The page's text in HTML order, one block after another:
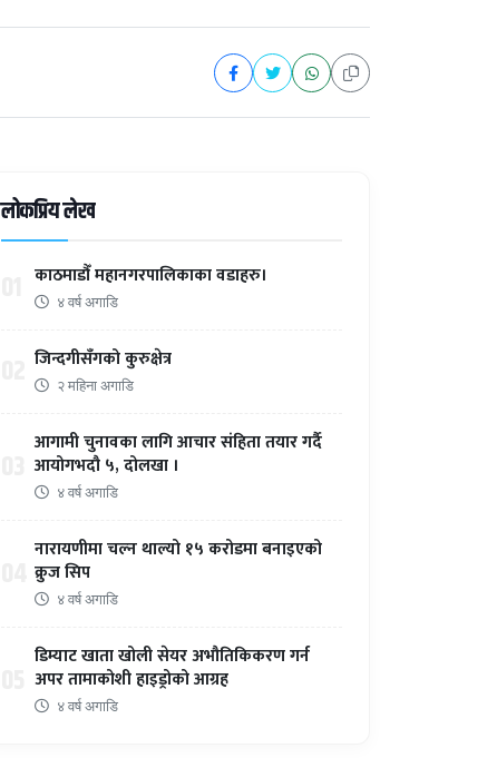
लोकप्रिय लेख
काठमाडौँ महानगरपालिकाका वडाहरु।
४ वर्ष अगाडि
जिन्दगीसँगको कुरुक्षेत्र
२ महिना अगाडि
आगामी चुनावका लागि आचार संहिता तयार गर्दै
आयोगभदौ ५, दोलखा ।
४ वर्ष अगाडि
नारायणीमा चल्न थाल्यो १५ करोडमा बनाइएको
क्रुज सिप
४ वर्ष अगाडि
डिम्याट खाता खोली सेयर अभौतिकिकरण गर्न
अपर तामाकोशी हाइड्रोको आग्रह
४ वर्ष अगाडि